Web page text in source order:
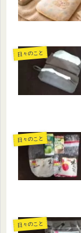
日々のこと
日々のこと
日々のこと